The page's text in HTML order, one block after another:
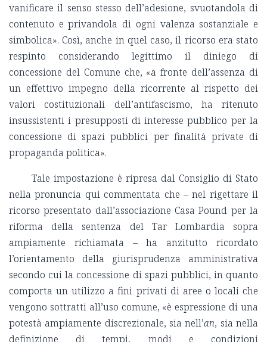
vanificare il senso stesso dell’adesione, svuotandola di
contenuto e privandola di ogni valenza sostanziale e
simbolica». Così, anche in quel caso, il ricorso era stato
respinto considerando legittimo il diniego di
concessione del Comune che, «a fronte dell’assenza di
un effettivo impegno della ricorrente al rispetto dei
valori costituzionali dell’antifascismo, ha ritenuto
insussistenti i presupposti di interesse pubblico per la
concessione di spazi pubblici per finalità private di
propaganda politica».
Tale impostazione è ripresa dal Consiglio di Stato
nella pronuncia qui commentata che – nel rigettare il
ricorso presentato dall’associazione Casa Pound per la
riforma della sentenza del Tar Lombardia sopra
ampiamente richiamata – ha anzitutto ricordato
l’orientamento della giurisprudenza amministrativa
secondo cui la concessione di spazi pubblici, in quanto
comporta un utilizzo a fini privati di aree o locali che
vengono sottratti all’uso comune, «è espressione di una
potestà ampiamente discrezionale, sia nell’an, sia nella
definizione di tempi, modi e condizioni